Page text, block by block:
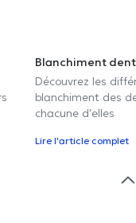
Blanchiment
Découvrez les
blanchiment des
chacune d'elles
Lire l'article complet